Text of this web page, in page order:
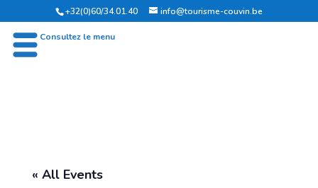
+32(0)60/34.01.40 info@tourisme-couvin.be
« All Events
Consultez le menu
OFFICE DU TOURISME DE COUVIN